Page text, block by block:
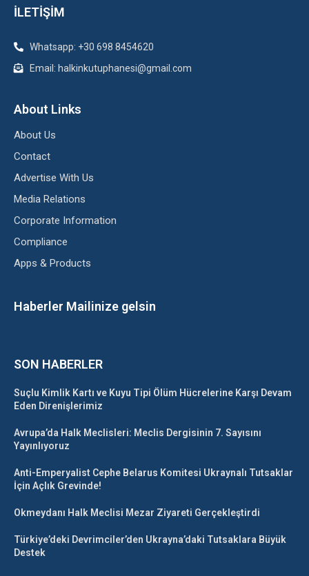
İLETİŞİM
Whatsapp: +30 698 8454620
Email: halkinkutuphanesi@gmail.com
About Links
About Us
Contact
Advertise With Us
Media Relations
Corporate Information
Compliance
Apps & Products
Haberler Mailinize gelsin
SON HABERLER
Suçlu Kimlik Kartı ve Kuyu Tipi Ölüm Hücrelerine Karşı Devam
Eden Direnişlerimiz
Avrupa’da Halk Meclisleri: Meclis Dergisinin 7. Sayısını
Yayınlıyoruz
Anti-Emperyalist Cephe Belarus Komitesi Ukraynalı Tutsaklar
İçin Açlık Grevinde!
Okmeydanı Halk Meclisi Mezar Ziyareti Gerçekleştirdi
Türkiye’deki Devrimciler’den Ukrayna’daki Tutsaklara Büyük
Destek